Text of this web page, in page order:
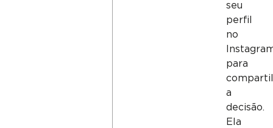
seu
perfil
no
para
a
decisão.
Ela